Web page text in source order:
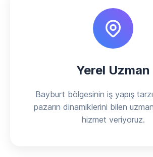
Yerel Uzman
Bayburt bölgesinin iş yapış
pazarın dinamiklerini bilen
hizmet veriyoruz.